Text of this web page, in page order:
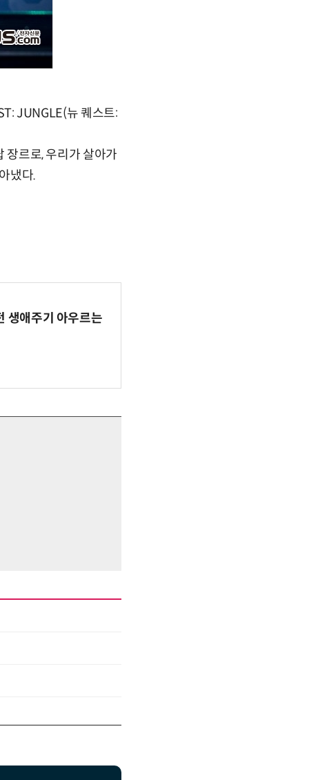
JUNGLE(뉴 퀘스트:
장르로, 우리가 살아가
냈다.
생애주기 아우르는